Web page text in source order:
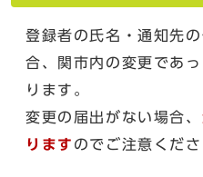
登録者の氏名・通知先
合、関市内の変更であ
ります。
変更の届出がない場合、
ります のでご注意くださ